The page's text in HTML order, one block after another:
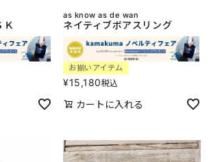
Ｋ
as know as de wan
ネイティブボアスリング
お揃いアイテム
¥15,180税込
カートに入れる